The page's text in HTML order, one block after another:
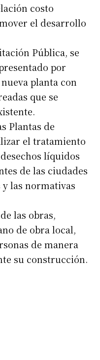
costo
el desarrollo
Pública, se
por
planta con
que se
Plantas de
el tratamiento
líquidos
de las ciudades
las normativas
las obras,
de obra local,
de manera
su construcción.